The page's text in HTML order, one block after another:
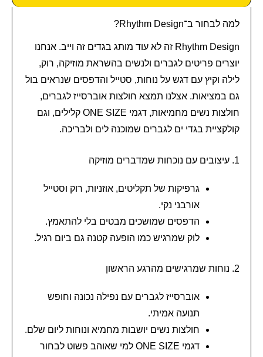
למה לבחור ב־Rhythm Design?
Rhythm Design זה לא עוד מותג בגדים זה וייב. אנחנו
יוצרים פריטים לגברים ולנשים בהשראת מוזיקה, רוק,
לילה וקיץ עם דגש על נוחות, סטייל והדפסים שנראים בול
גם במציאות. אצלנו תמצא חולצות אוברסייז לגברים,
חולצות נשים מחמיאות, דגמי ONE SIZE קלילים, וגם
קולקציית בגדי ים לגברים שמוכנה לים ולבריכה.
1. עיצובים עם נוכחות שמדברים מוזיקה
גרפיקות של תקליטים, אוזניות, רוק וסטייל
אורבני נקי.
הדפסים שמושכים מבטים בלי להתאמץ.
לוק שמרגיש כמו הופעה קטנה גם ביום רגיל.
2. נוחות שמרגישים מהרגע הראשון
אוברסייז לגברים עם נפילה נכונה וחופש
תנועה אמיתי.
חולצות נשים יושבות מחמיא ונוחות ליום שלם.
דגמי ONE SIZE למי שאוהב פשוט לבחור